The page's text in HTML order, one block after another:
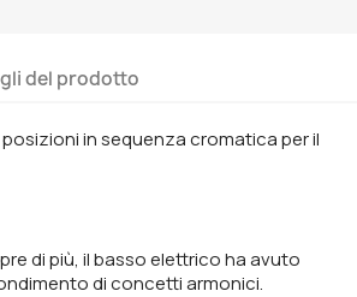
del prodotto
in sequenza cromatica per il
di più, il basso elettrico ha avuto
di concetti armonici.